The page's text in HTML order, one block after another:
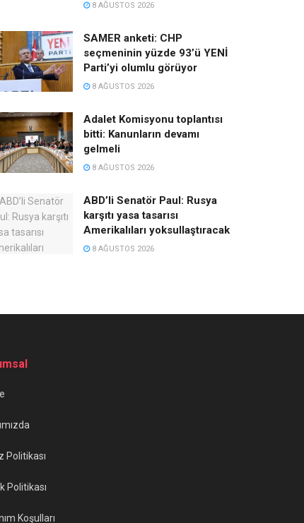
8 AĞUSTOS 2026
SAMER anketi: CHP
seçmeninin yüzde 93’ü YENİ
Parti’yi olumlu görüyor
8 AĞUSTOS 2026
Adalet Komisyonu toplantısı
bitti: Kanunların devamı
gelmeli
8 AĞUSTOS 2026
ABD’li Senatör Paul: Rusya
karşıtı yasa tasarısı
Amerikalıları yoksullaştıracak
8 AĞUSTOS 2026
Politikası
Politikası
Koşulları